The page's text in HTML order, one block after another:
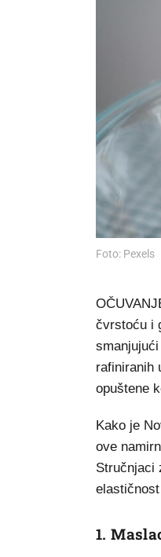
Foto: Pexels
čvrstoću i
rafiniranih
opuštene
Kako je
ove
Stručnjaci
1.